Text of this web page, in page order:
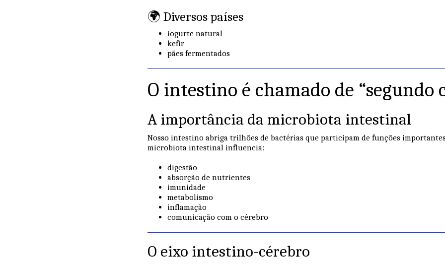
🌍 Diversos países
iogurte natural
kefir
pães fermentados
O intestino é chamado de “segundo
A importância da microbiota intestinal
Nosso intestino abriga trilhões de bactérias que participam de funções
microbiota intestinal influencia:
digestão
absorção de nutrientes
imunidade
metabolismo
inflamação
comunicação com o cérebro
O eixo intestino-cérebro